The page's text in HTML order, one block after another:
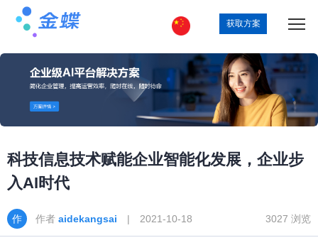
获取方案
科技信息技术赋能企业智能化发展，企业步
入AI时代
作者 aidekangsai | 2021-10-18 3027 浏览